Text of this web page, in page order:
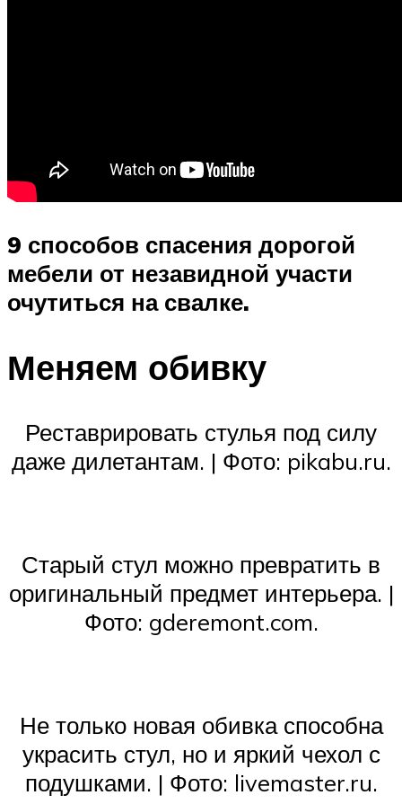
9 способов спасения дорогой
мебели от незавидной участи
очутиться на свалке.
Меняем обивку
Реставрировать стулья под силу
даже дилетантам. | Фото: pikabu.ru.
Старый стул можно превратить в
оригинальный предмет интерьера. |
Фото: gderemont.com.
Не только новая обивка способна
украсить стул, но и яркий чехол с
подушками. | Фото: livemaster.ru.